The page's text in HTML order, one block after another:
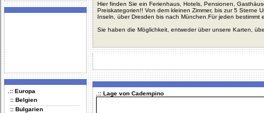
.:: Europa
:: Belgien
:: Bulgarien
Hier finden Sie ein Ferienhaus, Hotels, Pensionen,
Preiskategorien!! Von dem kleinen Zimmer, bis zur 5 Sterne
Inseln, über Dresden bis nach München.Für jeden bestimmt
Sie haben die Möglichkeit, entweder über unsere Karten,
.:: Lage von Cadempino